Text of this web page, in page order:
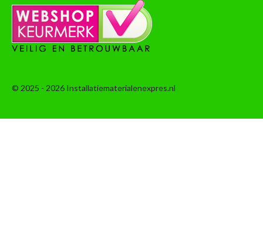
© 2025 - 2026 Installatiematerialenexpres.nl